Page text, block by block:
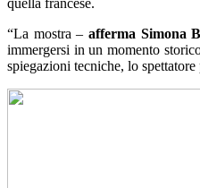
“La mostra – afferma Simona
immergersi in un momento
spiegazioni tecniche, lo